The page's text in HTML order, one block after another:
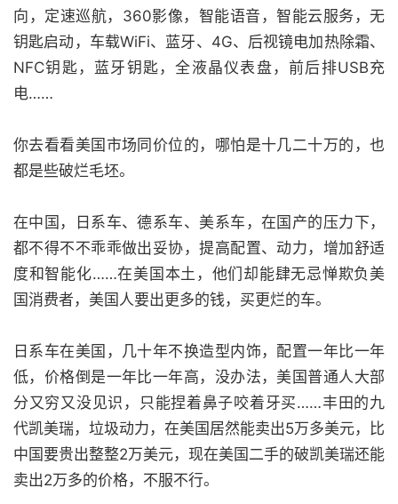
向，定速巡航，360影像，智能语音，智能云服务，无
钥匙启动，车载WiFi、蓝牙、4G、后视镜电加热除霜、
NFC钥匙，蓝牙钥匙，全液晶仪表盘，前后排USB充
电……
你去看看美国市场同价位的，哪怕是十几二十万的，也
都是些破烂毛坯。
在中国，日系车、德系车、美系车，在国产的压力下，
都不得不不乖乖做出妥协，提高配置、动力，增加舒适
度和智能化……在美国本土，他们却能肆无忌惮欺负美
国消费者，美国人要出更多的钱，买更烂的车。
日系车在美国，几十年不换造型内饰，配置一年比一年
低，价格倒是一年比一年高，没办法，美国普通人大部
分又穷又没见识，只能捏着鼻子咬着牙买……丰田的九
代凯美瑞，垃圾动力，在美国居然能卖出5万多美元，比
中国要贵出整整2万美元，现在美国二手的破凯美瑞还能
卖出2万多的价格，不服不行。